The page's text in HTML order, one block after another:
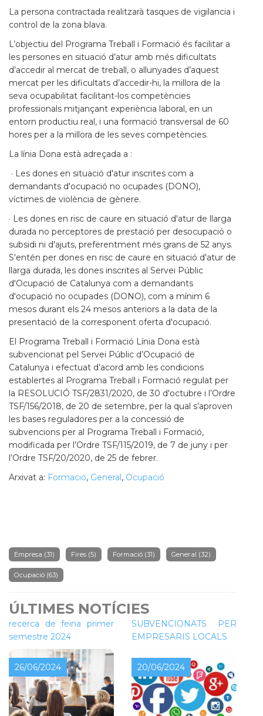
La persona contractada realitzarà tasques de vigilancia i
control de la zona blava.
L’objectiu del Programa Treball i Formació és facilitar a
les persones en situació d’atur amb més dificultats
d’accedir al mercat de treball, o allunyades d’aquest
mercat per les dificultats d’accedir-hi, la millora de la
seva ocupabilitat facilitant-los competències
professionals mitjançant experiència laboral, en un
entorn productiu real, i una formació transversal de 60
hores per a la millora de les seves competències.
La línia Dona està adreçada a :
· Les dones en situació d'atur inscrites com a
demandants d'ocupació no ocupades (DONO),
víctimes de violència de gènere.
· Les dones en risc de caure en situació d'atur de llarga
durada no perceptores de prestació per desocupació o
subsidi ni d'ajuts, preferentment més grans de 52 anys.
S'entén per dones en risc de caure en situació d'atur de
llarga durada, les dones inscrites al Servei Públic
d'Ocupació de Catalunya com a demandants
d'ocupació no ocupades (DONO), com a mínim 6
mesos durant els 24 mesos anteriors a la data de la
presentació de la corresponent oferta d'ocupació.
El Programa Treball i Formació Línia Dona està
subvencionat pel Servei Públic d’Ocupació de
Catalunya i efectuat d’acord amb les condicions
establertes al Programa Treball i Formació regulat per
la RESOLUCIÓ TSF/2831/2020, de 30 d'octubre i l’Ordre
TSF/156/2018, de 20 de setembre, per la qual s’aproven
les bases reguladores per a la concessió de
subvencions per al Programa Treball i Formació,
modificada per l’Ordre TSF/115/2019, de 7 de juny i per
l’Ordre TSF/20/2020, de 25 de febrer.
Arxivat a: Formació, General, Ocupació
Empresa (31) Fires (5) Formació (31) General (32)
Ocupació (63)
ÚLTIMES NOTÍCIES
26/06/2024
Tallers de millora per a la
recerca de feina primer
semestre 2024
20/06/2024
CURSOS
SUBVENCIONATS PER
EMPRESARIS LOCALS